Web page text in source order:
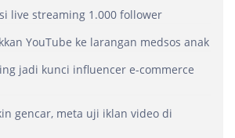
live streaming 1.000 follower
YouTube ke larangan medsos anak
jadi kunci influencer e-commerce
gencar, meta uji iklan video di